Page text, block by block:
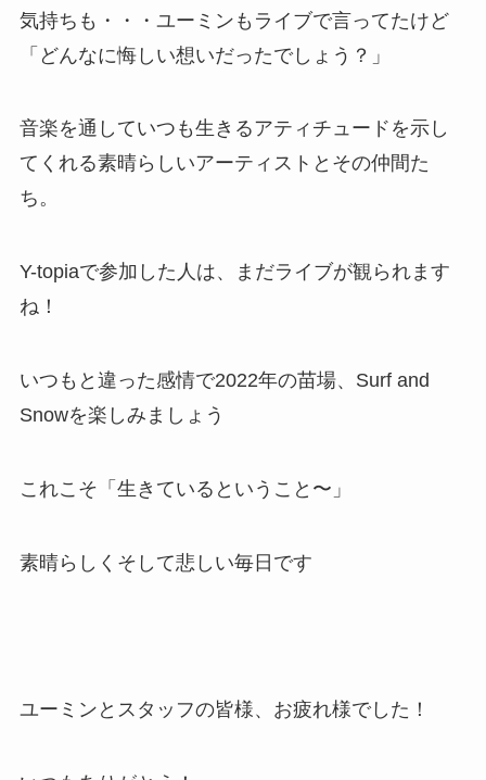
気持ちも・・・ユーミンもライブで言ってたけど
「どんなに悔しい想いだったでしょう？」
音楽を通していつも生きるアティチュードを示し
てくれる素晴らしいアーティストとその仲間た
ち。
Y-topiaで参加した人は、まだライブが観られます
ね！
いつもと違った感情で2022年の苗場、Surf and
Snowを楽しみましょう
これこそ「生きているということ〜」
素晴らしくそして悲しい毎日です
ユーミンとスタッフの皆様、お疲れ様でした！